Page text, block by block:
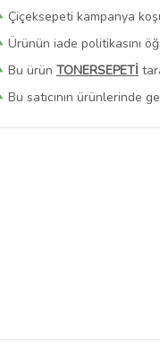
Çiçeksepeti kampanya
Ürünün iade politikasını
Bu ürün TONERSEPETİ
Bu satıcının ürünlerinde
Bu SatıcınınTüm